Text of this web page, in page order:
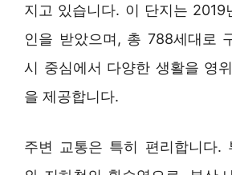
지고 있습니다. 이 단지는 2019
인을 받았으며, 총 788세대로
시 중심에서 다양한 생활을 영
을 제공합니다.
주변 교통은 특히 편리합니다.